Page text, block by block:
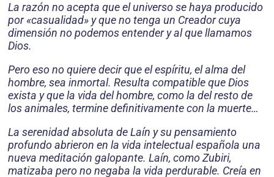
La razón no acepta que el universo se haya producido
por «casualidad» y que no tenga un Creador cuya
dimensión no podemos entender y al que llamamos
Dios.
Pero eso no quiere decir que el espíritu, el alma del
hombre, sea inmortal. Resulta compatible que Dios
exista y que la vida del hombre, como la del resto de
los animales, termine definitivamente con la muerte…
La serenidad absoluta de Laín y su pensamiento
profundo abrieron en la vida intelectual española una
nueva meditación galopante. Laín, como Zubiri,
matizaba pero no negaba la vida perdurable. Creía en